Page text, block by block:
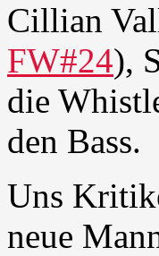
Cillian
FW#24),
die
den Bass.
Uns
neue